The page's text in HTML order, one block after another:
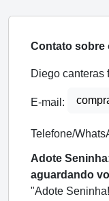
Contato sobre
Diego canteras
E-mail:
Telefone/
Adote
aguardando
"Adote